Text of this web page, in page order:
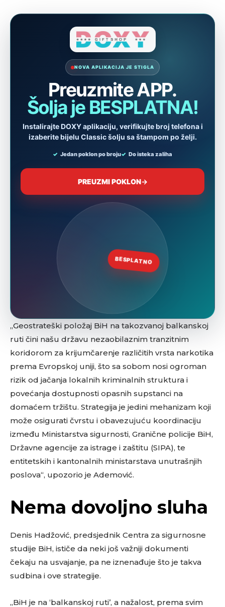
„Geostrateški položaj BiH na takozvanoj balkanskoj
ruti čini našu državu nezaobilaznim tranzitnim
koridorom za krijumčarenje različitih vrsta narkotika
prema Evropskoj uniji, što sa sobom nosi ogroman
rizik od jačanja lokalnih kriminalnih struktura i
povećanja dostupnosti opasnih supstanci na
domaćem tržištu. Strategija je jedini mehanizam koji
može osigurati čvrstu i obavezujuću koordinaciju
između Ministarstva sigurnosti, Granične policije BiH,
Državne agencije za istrage i zaštitu (SIPA), te
entitetskih i kantonalnih ministarstava unutrašnjih
poslova“, upozorio je Ademović.
Nema dovoljno sluha
Denis Hadžović, predsjednik Centra za sigurnosne
studije BiH, ističe da neki još važniji dokumenti
čekaju na usvajanje, pa ne iznenađuje što je takva
sudbina i ove strategije.
„BiH je na ‘balkanskoj ruti’, a nažalost, prema svim